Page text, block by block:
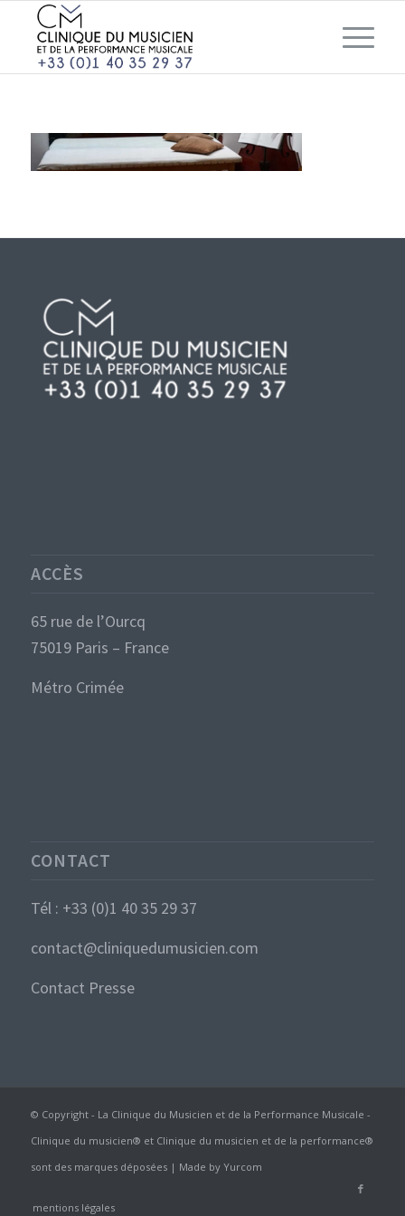
ACCÈS
65 rue de l’Ourcq
75019 Paris – France
Métro Crimée
CONTACT
Tél : +33 (0)1 40 35 29 37
contact@cliniquedumusicien.com
Contact Presse
© Copyright - La Clinique du Musicien et de la Performance Musicale -
Clinique du musicien® et Clinique du musicien et de la performance®
sont des marques déposées | Made by Yurcom
mentions légales